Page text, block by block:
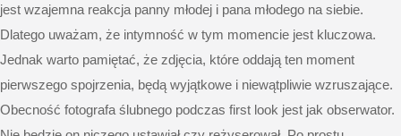
jest wzajemna reakcja panny młodej i pana młodego na siebie.
Dlatego uważam, że intymność w tym momencie jest kluczowa.
Jednak warto pamiętać, że zdjęcia, które oddają ten moment
pierwszego spojrzenia, będą wyjątkowe i niewątpliwie wzruszające.
Obecność fotografa ślubnego podczas first look jest jak obserwator.